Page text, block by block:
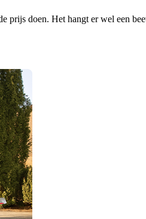
prijs doen. Het hangt er wel een